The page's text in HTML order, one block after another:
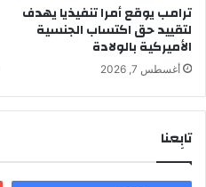
ترامب يوقع أمرا تنفيذيا يهدف
لتقييد حق اكتساب الجنسية
الأميركية بالولادة
أغسطس 7, 2026
تابِعنا